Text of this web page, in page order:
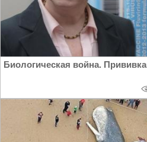
Биологическая война.